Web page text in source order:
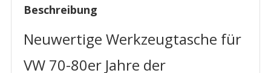
Bundeswehr
Menge
Beschreibung
Neuwertige Werkzeugtasche für
VW 70-80er Jahre der